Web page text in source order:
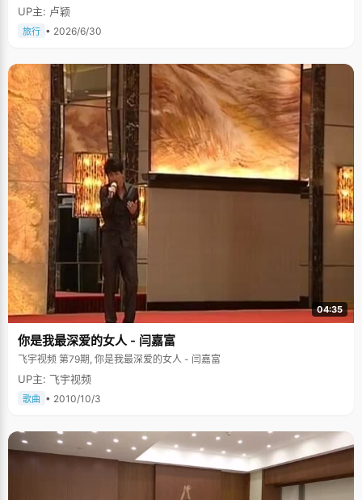
UP主: 卢颖
旅行 • 2026/6/30
04:35
你是我最深爱的女人 - 闫嘉富
飞宇视频 第79期, 你是我最深爱的女人 - 闫嘉富
UP主: 飞宇视频
歌曲 • 2010/10/3